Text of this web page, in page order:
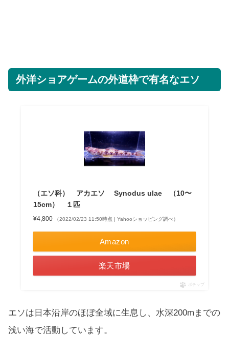
外洋ショアゲームの外道枠で有名なエソ
（エソ科） アカエソ Synodus ulae （10〜
15cm） １匹
¥4,800 （2022/02/23 11:50時点 | Yahooショッピング調べ）
Amazon
楽天市場
ポチップ
エソは日本沿岸のほぼ全域に生息し、水深200mまでの
浅い海で活動しています。